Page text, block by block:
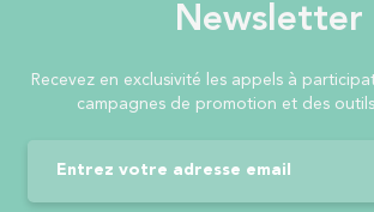
Newsletter
Recevez en exclusivité les appels à
campagnes de promotion et des